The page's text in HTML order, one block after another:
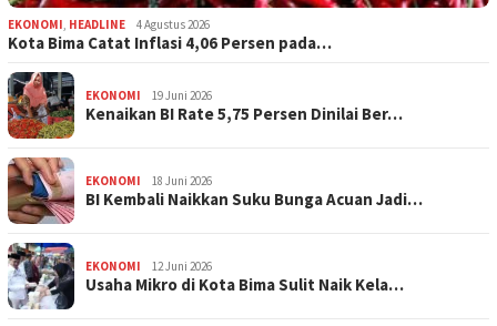
EKONOMI, HEADLINE 4 Agustus 2026
Kota Bima Catat Inflasi 4,06 Persen pada…
EKONOMI 19 Juni 2026
Kenaikan BI Rate 5,75 Persen Dinilai Ber…
EKONOMI 18 Juni 2026
BI Kembali Naikkan Suku Bunga Acuan Jadi…
EKONOMI 12 Juni 2026
Usaha Mikro di Kota Bima Sulit Naik Kela…